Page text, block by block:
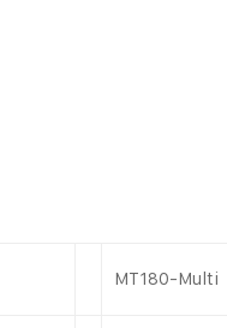
MT180-Multi